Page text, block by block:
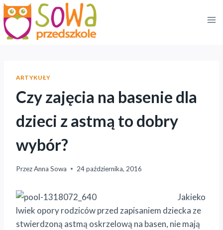
Przejdź
do
treści
ARTYKUŁY
Czy zajęcia na basenie dla
dzieci z astmą to dobry
wybór?
PrzezAnna Sowa 24 października, 2016
Jakieko
lwiek opory rodziców przed zapisaniem dziecka ze
stwierdzoną astmą oskrzelową na basen, nie mają